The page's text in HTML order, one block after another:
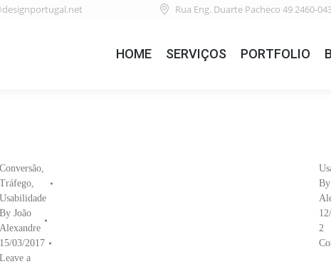
Rua Eng. Duarte Pacheco 49 2460-
HOME SERVIÇOS PORTFOLIO
Conversão,
Tráfego,
Usabilidade
By João
Alexandre
15/03/2017
Leave a
By
2